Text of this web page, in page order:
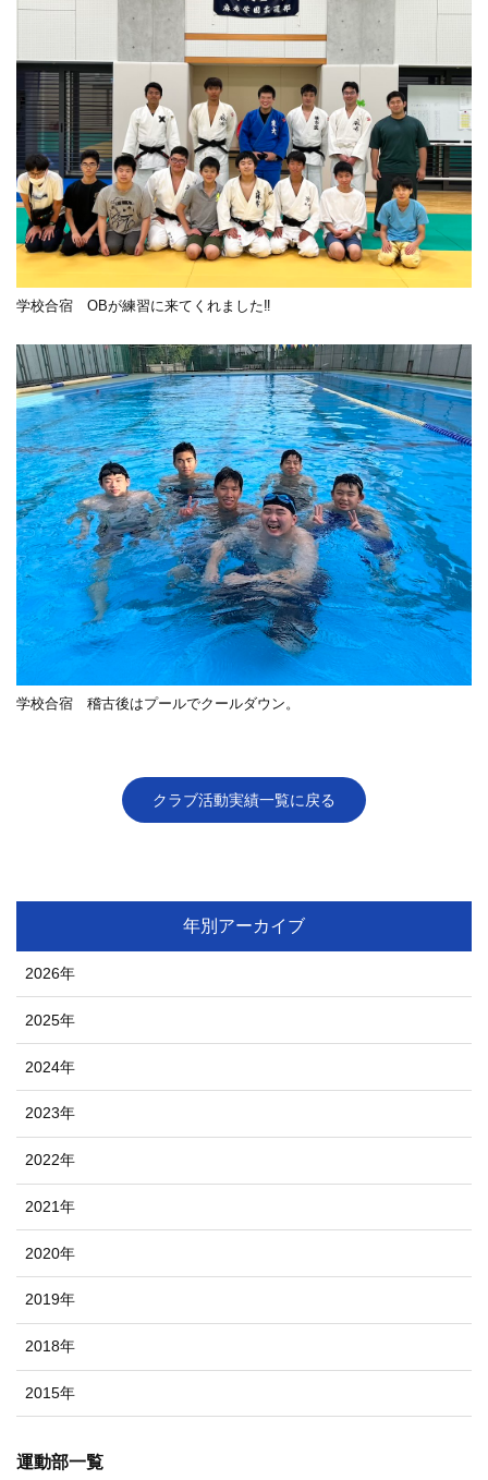
学校合宿 OBが練習に来てくれました‼︎
学校合宿 稽古後はプールでクールダウン。
クラブ活動実績一覧に戻る
年別アーカイブ
2026年
2025年
2024年
2023年
2022年
2021年
2020年
2019年
2018年
2015年
運動部一覧